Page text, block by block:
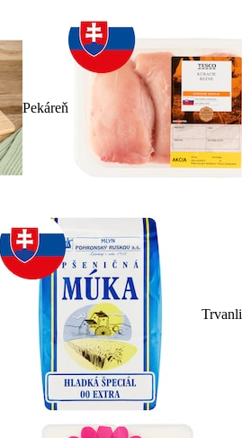
Pekáreň